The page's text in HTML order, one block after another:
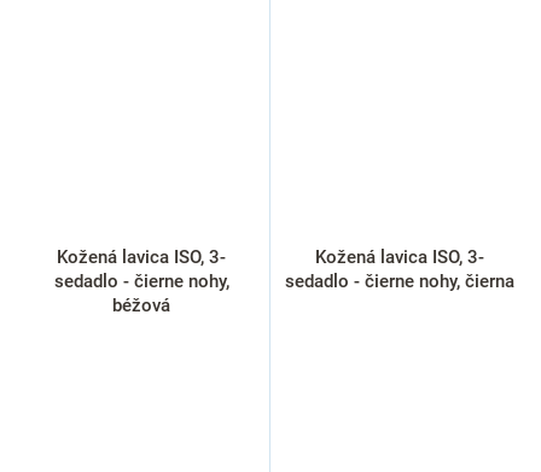
Kožená lavica ISO, 3-
sedadlo - čierne nohy,
béžová
Kožená lavica ISO, 3-
sedadlo - čierne nohy, čierna